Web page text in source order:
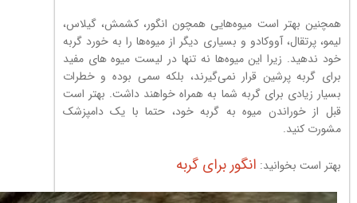
همچنین بهتر است میوه‌هایی همچون انگور، کشمش، گیلاس،
لیمو، پرتقال، آووکادو و بسیاری دیگر از میوه‌ها را به خورد گربه
خود ندهید. زیرا این میوه‌ها نه تنها در لیست میوه های مفید
برای گربه پرشین قرار نمی‌گیرند، بلکه سمی بوده و خطرات
بسیار زیادی برای گربه شما به همراه خواهند داشت. بهتر است
قبل از خوراندن میوه به گربه خود، حتما با یک دامپزشک
مشورت کنید.
بهتر است بخوانید: انگور برای گربه